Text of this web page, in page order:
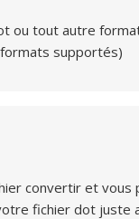
ou tout autre
supportés)
convertir et vous
fichier dot juste